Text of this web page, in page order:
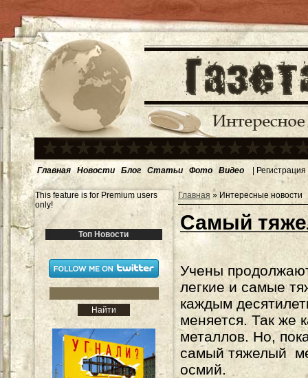
Главная Новости Блог Статьи Фото Видео | Регистрация
This feature is for Premium users
only!
Топ Новости
Главная » Интересные новости
Самый
Учены
легкие и самые
каждым
меняется. Так же
металлов. Но,
самый тяжелый
осмий.